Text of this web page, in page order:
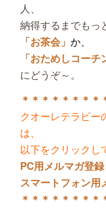
人、
納得するまでもっ
「お茶会」 か、
「おためしコーチ
にどうぞ～。
＊＊＊＊＊＊＊＊
クオーレテラピー
は、
以下をクリックし
PC用メルマガ登録
スマートフォン用
＊＊＊＊＊＊＊＊